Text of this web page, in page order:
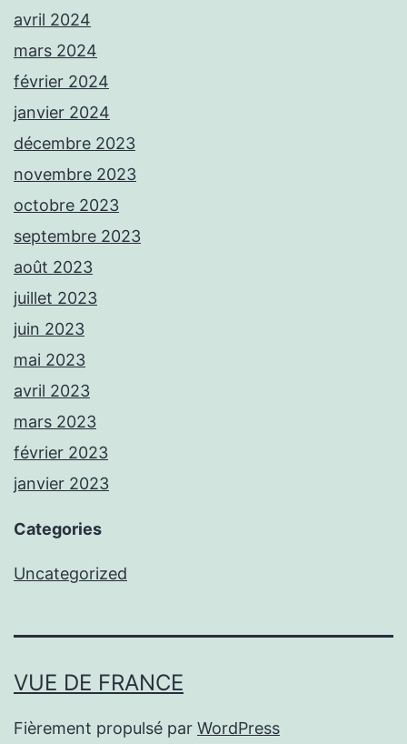
avril 2024
mars 2024
février 2024
janvier 2024
décembre 2023
novembre 2023
octobre 2023
septembre 2023
août 2023
juillet 2023
juin 2023
mai 2023
avril 2023
mars 2023
février 2023
janvier 2023
Categories
Uncategorized
VUE DE FRANCE
Fièrement propulsé par WordPress